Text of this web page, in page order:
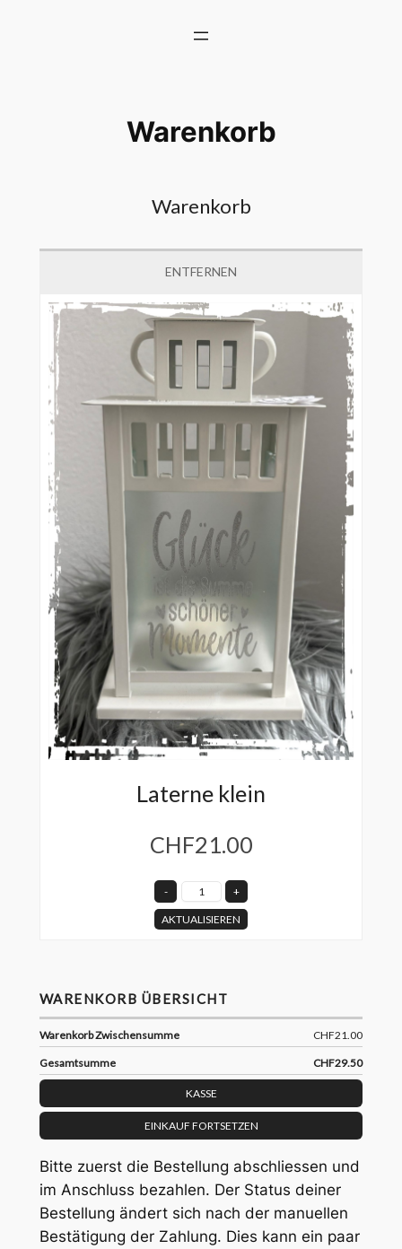
Warenkorb
Warenkorb
ENTFERNEN
Laterne klein
CHF21.00
AKTUALISIEREN
WARENKORB ÜBERSICHT
Warenkorb Zwischensumme CHF21.00
Gesamtsumme CHF29.50
KASSE
EINKAUF FORTSETZEN
Bitte zuerst die Bestellung abschliessen und
im Anschluss bezahlen. Der Status deiner
Bestellung ändert sich nach der manuellen
Bestätigung der Zahlung. Dies kann ein paar